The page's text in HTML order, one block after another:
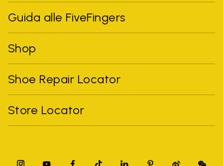
Guida alle FiveFingers
Shop
Shoe Repair Locator
Store Locator